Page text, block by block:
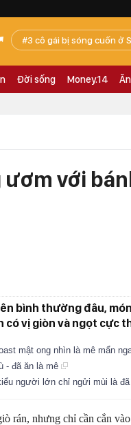
3 cô gái bị sóng cuốn ở
Đời sống Money.14
ươm với
bình thường đâu,
có vị giòn và ngọt cực
mật ong nhìn là mê mẩn
- đã ăn là mê
người lớn chỉ ngửi mùi là
rán, nhưng chỉ cần cắn